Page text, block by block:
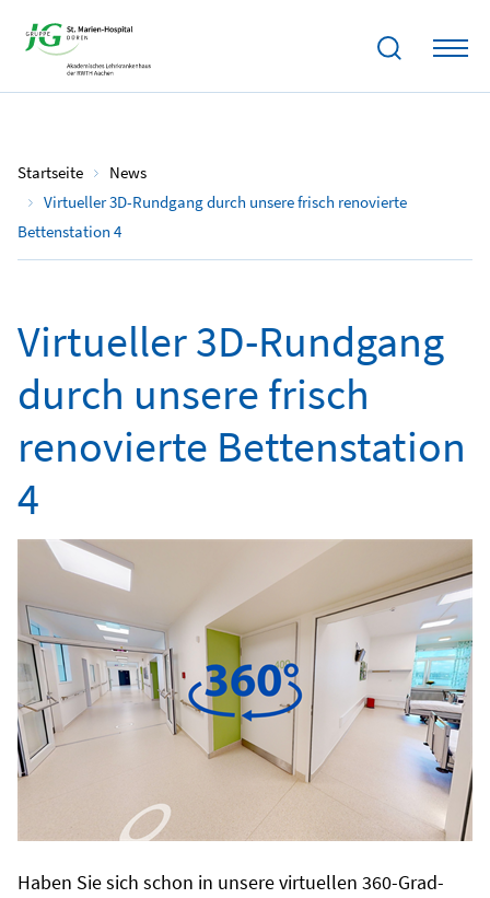
Startseite
News
Virtueller 3D-Rundgang durch unsere frisch renovierte
Bettenstation 4
13.02.2023
Virtueller 3D-Rundgang
durch unsere frisch
renovierte Bettenstation
4
Haben Sie sich schon in unsere virtuellen 360-Grad-